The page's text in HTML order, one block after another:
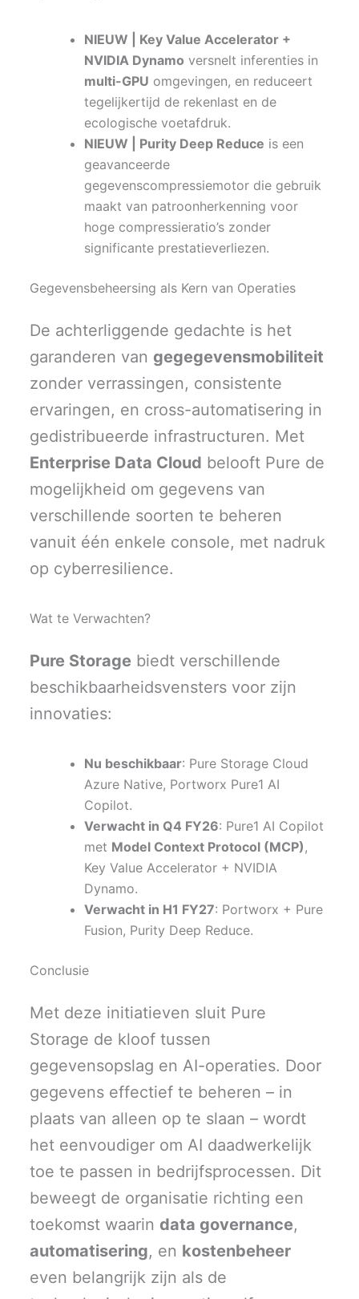
NIEUW | Key Value Accelerator +
NVIDIA Dynamo versnelt inferenties in
multi-GPU omgevingen, en reduceert
tegelijkertijd de rekenlast en de
ecologische voetafdruk.
NIEUW | Purity Deep Reduce is een
geavanceerde
gegevenscompressiemotor die gebruik
maakt van patroonherkenning voor
hoge compressieratio’s zonder
significante prestatieverliezen.
Gegevensbeheersing als Kern van Operaties
De achterliggende gedachte is het
garanderen van gegegevensmobiliteit
zonder verrassingen, consistente
ervaringen, en cross-automatisering in
gedistribueerde infrastructuren. Met
Enterprise Data Cloud belooft Pure de
mogelijkheid om gegevens van
verschillende soorten te beheren
vanuit één enkele console, met nadruk
op cyberresilience.
Wat te Verwachten?
Pure Storage biedt verschillende
beschikbaarheidsvensters voor zijn
innovaties:
Nu beschikbaar: Pure Storage Cloud
Azure Native, Portworx Pure1 AI
Copilot.
Verwacht in Q4 FY26: Pure1 AI Copilot
met Model Context Protocol (MCP) ,
Key Value Accelerator + NVIDIA
Dynamo.
Verwacht in H1 FY27: Portworx + Pure
Fusion, Purity Deep Reduce.
Conclusie
Met deze initiatieven sluit Pure
Storage de kloof tussen
gegevensopslag en AI-operaties. Door
gegevens effectief te beheren – in
plaats van alleen op te slaan – wordt
het eenvoudiger om AI daadwerkelijk
toe te passen in bedrijfsprocessen. Dit
beweegt de organisatie richting een
toekomst waarin data governance,
automatisering, en kostenbeheer
even belangrijk zijn als de